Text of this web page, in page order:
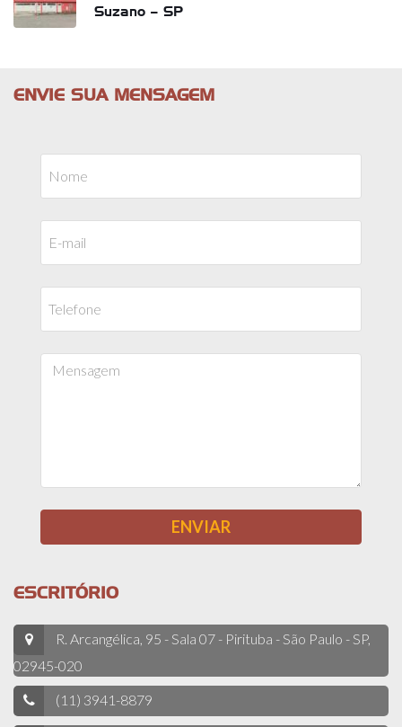
Suzano – SP
ENVIE SUA MENSAGEM
ESCRITÓRIO
R. Arcangélica, 95 - Sala 07 - Pirituba - São Paulo - SP,
02945-020
(11) 3941-8879